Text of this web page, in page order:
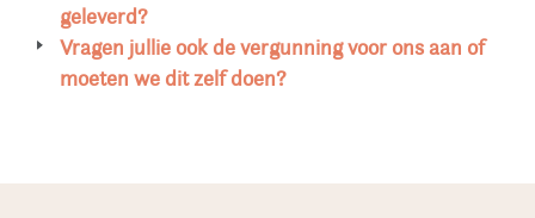
goed op de hoogte van de lokale richtlijnen van
de meeste begraafplaatsen. Voordat u bij ons
bezoek komt checken wij altijd wat de richtlijnen
ideeën aandragen en dat onze adviseur op basis
hiervan een monument ontwerp. U kunt hierbij
denken aan de hobby van uw dierbare of een
geleverd?
De levertijd van een gedenkteken is gemiddeld 8
tot 16 weken. Het natuursteen komt vaak uit
Vragen jullie ook de vergunning voor ons aan of
moeten we dit zelf doen?